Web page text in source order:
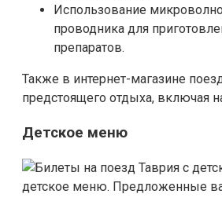
Использование
проводника для
препаратов.
Также в интернет-магазине
предстоящего отдыха, включая
Детское меню
детское меню. Предложенные